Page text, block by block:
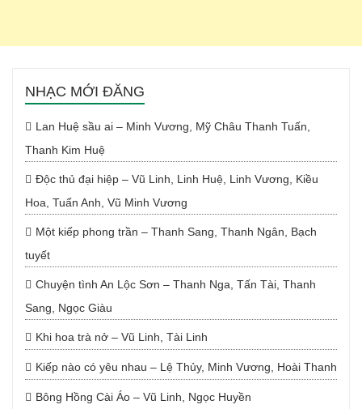
NHẠC MỚI ĐĂNG
Lan Huệ sầu ai – Minh Vương, Mỹ Châu Thanh Tuấn,
Thanh Kim Huệ
Độc thủ đại hiệp – Vũ Linh, Linh Huệ, Linh Vương, Kiều
Hoa, Tuấn Anh, Vũ Minh Vương
Một kiếp phong trần – Thanh Sang, Thanh Ngân, Bạch
tuyết
Chuyện tình An Lộc Sơn – Thanh Nga, Tấn Tài, Thanh
Sang, Ngọc Giàu
Khi hoa trà nở – Vũ Linh, Tài Linh
Kiếp nào có yêu nhau – Lệ Thủy, Minh Vương, Hoài Thanh
Bông Hồng Cài Áo – Vũ Linh, Ngọc Huyền